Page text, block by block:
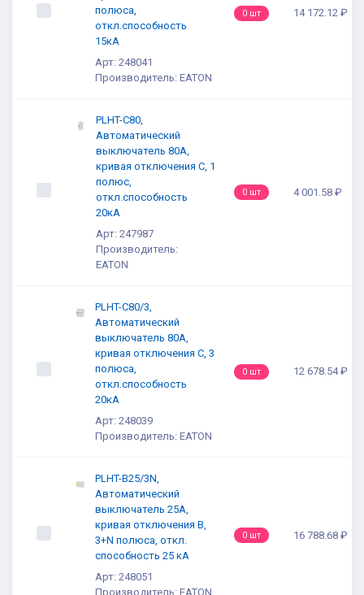
полюса,
откл.способность
15кА
Арт: 248041
Производитель: EATON
0 шт 14 172.12 ₽
PLHT-C80,
Автоматический
выключатель 80А,
кривая отключения С, 1
полюс,
откл.способность
20кА
Арт: 247987
Производитель:
EATON
0 шт 4 001.58 ₽
PLHT-C80/3,
Автоматический
выключатель 80А,
кривая отключения С, 3
полюса,
откл.способность
20кА
Арт: 248039
Производитель: EATON
0 шт 12 678.54 ₽
PLHT-B25/3N,
Автоматический
выключатель 25А,
кривая отключения В,
3+N полюса, откл.
способность 25 кА
Арт: 248051
Производитель: EATON
0 шт 16 788.68 ₽